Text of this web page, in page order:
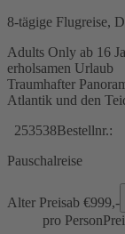
8-tägige Flugreise,
Adults Only ab 16
erholsamen Urlaub
Traumhafter
Atlantik und den
253538Bestellnr.:
Pauschalreise
Alter Preisab €999,-
pro Person